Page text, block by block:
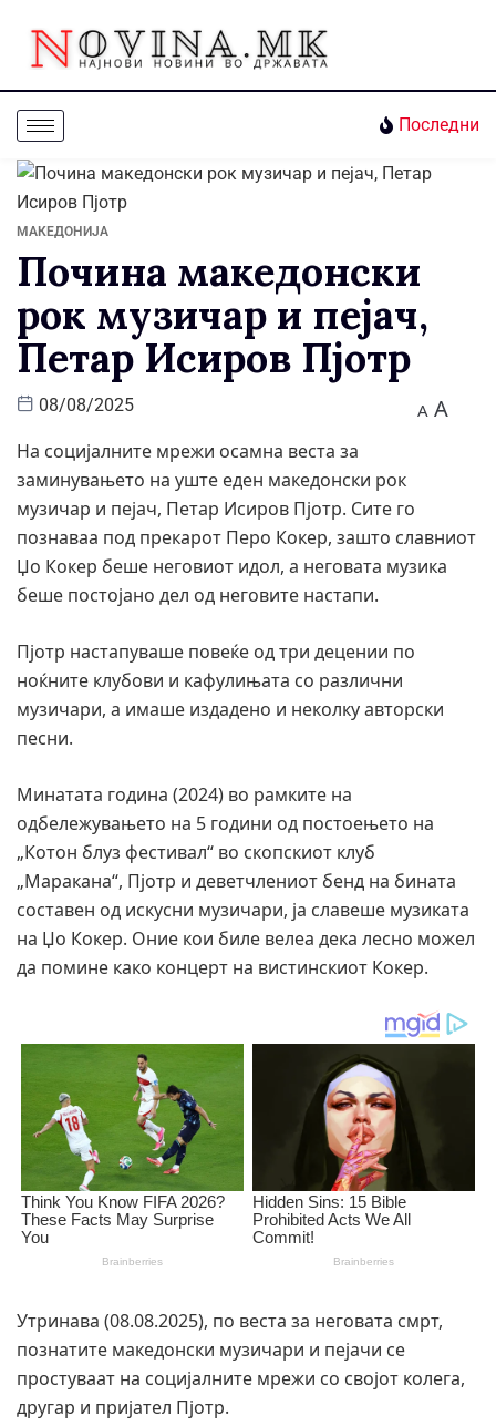
Последни
МАКЕДОНИЈА
Почина македонски
рок музичар и пејач,
Петар Исиров Пјотр
08/08/2025 A A
На социјалните мрежи осамна веста за
заминувањето на уште еден македонски рок
музичар и пејач, Петар Исиров Пјотр. Сите го
познаваа под прекарот Перо Кокер, зашто славниот
Џо Кокер беше неговиот идол, а неговата музика
беше постојано дел од неговите настапи.
Пјотр настапуваше повеќе од три децении по
ноќните клубови и кафулињата со различни
музичари, а имаше издадено и неколку авторски
песни.
Минатата година (2024) во рамките на
одбележувањето на 5 години од постоењето на
„Котон блуз фестивал“ во скопскиот клуб
„Маракана“, Пјотр и деветчлениот бенд на бината
составен од искусни музичари, ја славеше музиката
на Џо Кокер. Оние кои биле велеа дека лесно можел
да помине како концерт на вистинскиот Кокер.
Утринава (08.08.2025), по веста за неговата смрт,
познатите македонски музичари и пејачи се
простуваат на социјалните мрежи со својот колега,
другар и пријател Пјотр.